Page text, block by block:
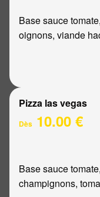
Base sauce
oignons, viande
Pizza las vegas
Dès 10.00 €
Base sauce
champignons,